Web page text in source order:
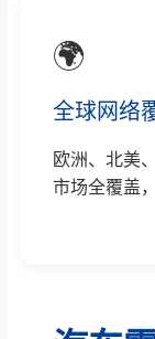
🌍
全球网络
欧洲、北美
市场全覆盖